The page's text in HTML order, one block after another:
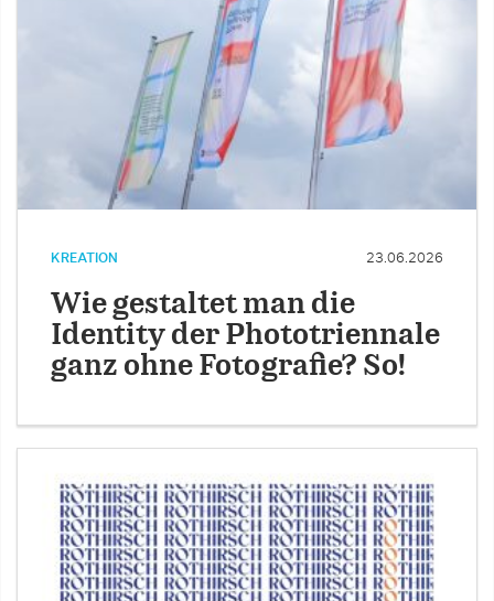
KREATION 23.06.2026
Wie gestaltet man die
Identity der Phototriennale
ganz ohne Fotografie? So!